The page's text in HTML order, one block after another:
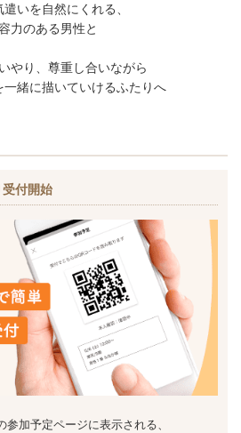
いを自然にくれる、
力のある男性と
やり、尊重し合いながら
一緒に描いていけるふたりへ
付開始
参加予定ページに表示される、